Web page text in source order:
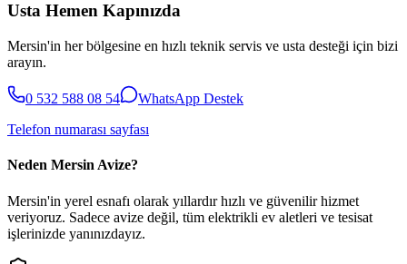
Usta Hemen Kapınızda
Mersin'in her bölgesine en hızlı teknik servis ve usta desteği için bizi
arayın.
0 532 588 08 54
WhatsApp Destek
Telefon numarası sayfası
Neden Mersin Avize?
Mersin'in yerel esnafı olarak yıllardır hızlı ve güvenilir hizmet
veriyoruz. Sadece avize değil, tüm elektrikli ev aletleri ve tesisat
işlerinizde yanınızdayız.